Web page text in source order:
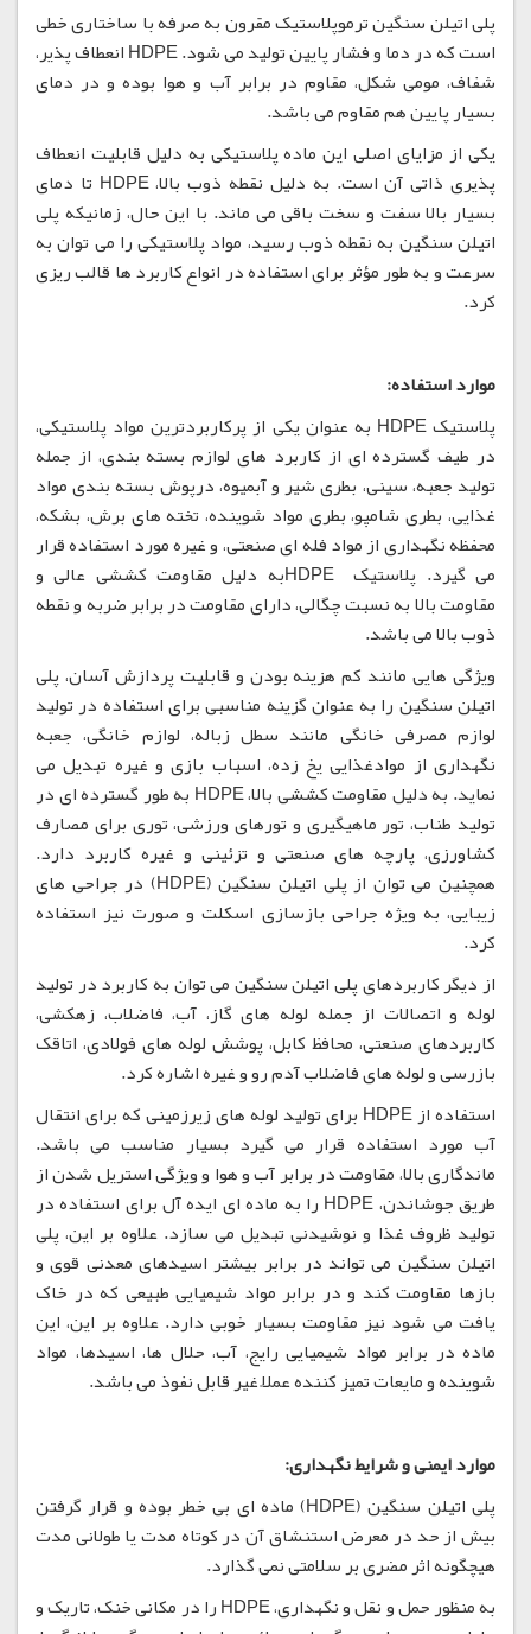
پلی اتیلن سنگین ترموپلاستیک مقرون به صرفه با ساختاری خطی
است که در دما و فشار پایین تولید می شود. HDPE انعطاف پذیر،
شفاف، مومی شکل، مقاوم در برابر آب و هوا بوده و در دمای
بسیار پایین هم مقاوم می باشد.
یکی از مزایای اصلی این ماده پلاستیکی به دلیل قابلیت انعطاف
پذیری ذاتی آن است. به دلیل نقطه ذوب بالا، HDPE تا دمای
بسیار بالا سفت و سخت باقی می ماند. با این حال، زمانیکه پلی
اتیلن سنگین به نقطه ذوب رسید، مواد پلاستیکی را می توان به
سرعت و به طور مؤثر برای استفاده در انواع کاربرد ها قالب ریزی
کرد.
موارد استفاده:
پلاستیک HDPE به عنوان یکی از پرکاربردترین مواد پلاستیکی،
در طیف گسترده ای از کاربرد های لوازم بسته بندی، از جمله
تولید جعبه، سینی، بطری شیر و آبمیوه، درپوش بسته بندی مواد
غذایی، بطری شامپو، بطری مواد شوینده، تخته های برش، بشکه،
محفظه نگهداری از مواد فله ای صنعتی، و غیره مورد استفاده قرار
می گیرد. پلاستیک HDPEبه دلیل مقاومت کششی عالی و
مقاومت بالا به نسبت چگالی، دارای مقاومت در برابر ضربه و نقطه
ذوب بالا می باشد.
ویژگی هایی مانند کم هزینه بودن و قابلیت پردازش آسان، پلی
اتیلن سنگین را به عنوان گزینه مناسبی برای استفاده در تولید
لوازم مصرفی خانگی مانند سطل زباله، لوازم خانگی، جعبه
نگهداری از موادغذایی یخ زده، اسباب بازی و غیره تبدیل می
نماید. به دلیل مقاومت کششی بالا، HDPE به طور گسترده ای در
تولید طناب، تور ماهیگیری و تورهای ورزشی، توری برای مصارف
کشاورزی، پارچه های صنعتی و تزئینی و غیره کاربرد دارد.
همچنین می توان از پلی اتیلن سنگین (HDPE) در جراحی های
زیبایی، به ویژه جراحی بازسازی اسکلت و صورت نیز استفاده
کرد.
از دیگر کاربردهای پلی اتیلن سنگین می توان به کاربرد در تولید
لوله و اتصالات از جمله لوله های گاز، آب، فاضلاب، زهکشی،
کاربردهای صنعتی، محافظ کابل، پوشش لوله های فولادی، اتاقک
بازرسی و لوله های فاضلاب آدم رو و غیره اشاره کرد.
استفاده از HDPE برای تولید لوله های زیرزمینی که برای انتقال
آب مورد استفاده قرار می گیرد بسیار مناسب می باشد.
ماندگاری بالا، مقاومت در برابر آب و هوا و ویژگی استریل شدن از
طریق جوشاندن، HDPE را به ماده ای ایده آل برای استفاده در
تولید ظروف غذا و نوشیدنی تبدیل می سازد. علاوه بر این، پلی
اتیلن سنگین می تواند در برابر بیشتر اسیدهای معدنی قوی و
بازها مقاومت کند و در برابر مواد شیمیایی طبیعی که در خاک
یافت می شود نیز مقاومت بسیار خوبی دارد. علاوه بر این، این
ماده در برابر مواد شیمیایی رایج، آب، حلال ها، اسیدها، مواد
شوینده و مایعات تمیز کننده عملاً غیر قابل نفوذ می باشد.
موارد ایمنی و شرایط نگهداری:
پلی اتیلن سنگین (HDPE) ماده ای بی خطر بوده و قرار گرفتن
بیش از حد در معرض استنشاق آن در کوتاه مدت یا طولانی مدت
هیچگونه اثر مضری بر سلامتی نمی گذارد.
به منظور حمل و نقل و نگهداری، HDPE را در مکانی خنک، تاریک و